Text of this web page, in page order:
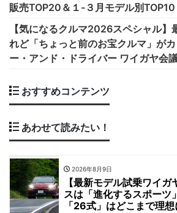
販売TOP20＆１-３月モデル別TOP10
【気になるクルマ2026スペシャル】
れど「ちょっと前のお宝クルマ」が
ー・アンド・ドライバー ワイガヤ会
おすすめコンテンツ
あわせて読みたい！
2026年8月9日
【最新モデル試乗ワイガ
スは「進化するスポーツ
「26式」はどこまで理